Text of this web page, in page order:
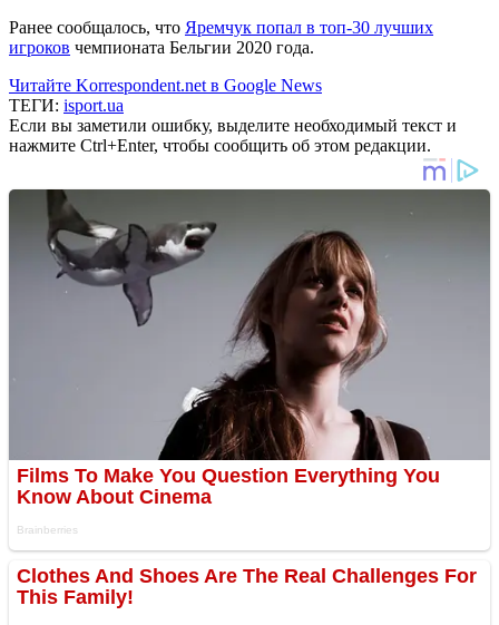
Ранее сообщалось, что Яремчук попал в топ-30 лучших
игроков чемпионата Бельгии 2020 года.
Читайте Korrespondent.net в Google News
ТЕГИ: isport.ua
Если вы заметили ошибку, выделите необходимый текст и
нажмите Ctrl+Enter, чтобы сообщить об этом редакции.